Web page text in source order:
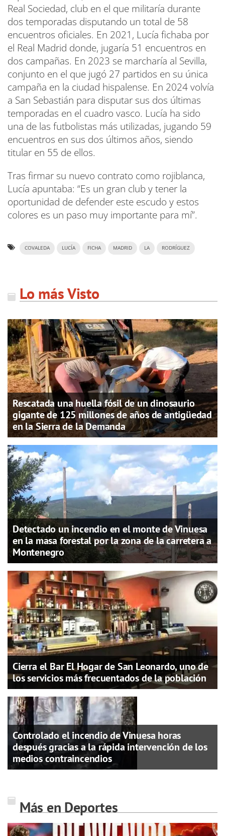
Real Sociedad, club en el que militaría durante
dos temporadas disputando un total de 58
encuentros oficiales. En 2021, Lucía fichaba por
el Real Madrid donde, jugaría 51 encuentros en
dos campañas. En 2023 se marcharía al Sevilla,
conjunto en el que jugó 27 partidos en su única
campaña en la ciudad hispalense. En 2024 volvía
a San Sebastián para disputar sus dos últimas
temporadas en el cuadro vasco. Lucía ha sido
una de las futbolistas más utilizadas, jugando 59
encuentros en sus dos últimos años, siendo
titular en 55 de ellos.
Tras firmar su nuevo contrato como rojiblanca,
Lucía apuntaba: “Es un gran club y tener la
oportunidad de defender este escudo y estos
colores es un paso muy importante para mí”.
COVALEDA LUCÍA FICHA MADRID LA RODRÍGUEZ
Lo más Visto
Rescatada una huella fósil de un dinosaurio
gigante de 125 millones de años de antigüedad
en la Sierra de la Demanda
Detectado un incendio en el monte de Vinuesa
en la masa forestal por la zona de la carretera a
Montenegro
Cierra el Bar El Hogar de San Leonardo, uno de
los servicios más frecuentados de la población
Controlado el incendio de Vinuesa horas
después gracias a la rápida intervención de los
medios contraincendios
Más en Deportes